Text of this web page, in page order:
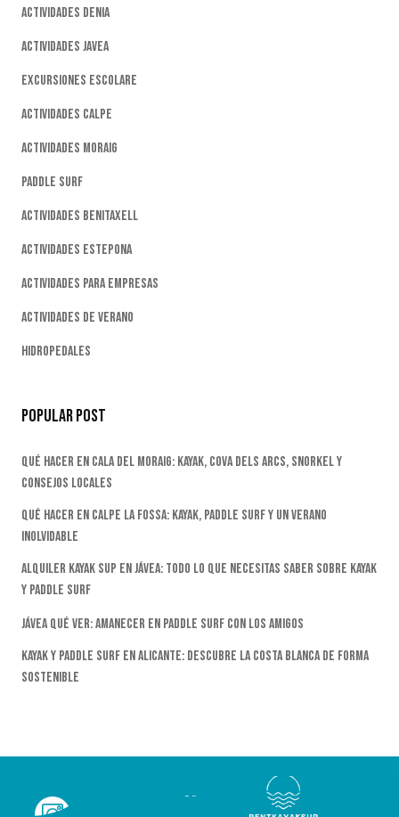
Actividades Denia
Actividades Javea
Excursiones Escolare
Actividades Calpe
Actividades Moraig
Paddle Surf
Actividades Benitaxell
Actividades Estepona
Actividades Para Empresas
Actividades De Verano
Hidropedales
Popular Post
Qué Hacer En Cala Del Moraig: Kayak, Cova Dels Arcs, Snorkel Y
Consejos Locales
Qué Hacer En Calpe La Fossa: Kayak, Paddle Surf Y Un Verano
Inolvidable
Alquiler Kayak SUP En Jávea: Todo Lo Que Necesitas Saber Sobre Kayak
Y Paddle Surf
Jávea Qué Ver: Amanecer En Paddle Surf Con Los Amigos
Kayak Y Paddle Surf En Alicante: Descubre La Costa Blanca De Forma
Sostenible
ACTIVIDADES